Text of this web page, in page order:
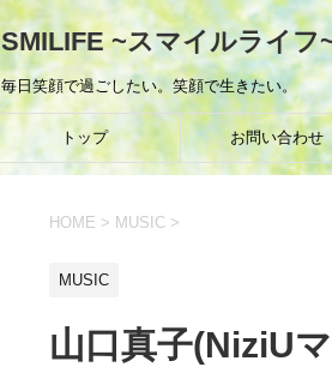
SMILIFE ~スマイルライフ
毎日笑顔で過ごしたい。笑顔で生きたい。
トップ お問い合わせ
HOME > MUSIC >
MUSIC
山口真子(NiziU